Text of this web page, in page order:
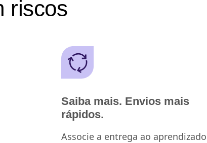
riscos
Saiba mais. Envios mais
rápidos.
Associe a entrega ao